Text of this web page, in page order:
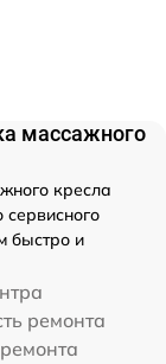
массажного
кресла
быстро и
ремонта